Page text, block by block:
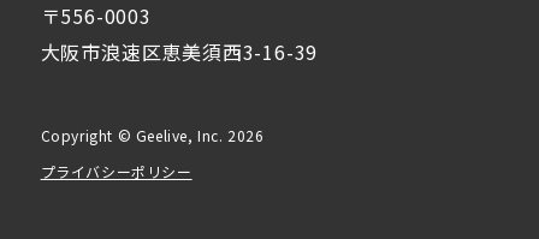
〒556-0003
大阪市浪速区恵美須西3-16-39
Copyright © Geelive, Inc. 2026
プライバシーポリシー